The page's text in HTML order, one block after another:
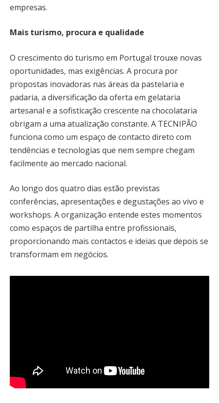
empresas.
Mais turismo, procura e qualidade
O crescimento do turismo em Portugal trouxe novas
oportunidades, mas exigências. A procura por
propostas inovadoras nas áreas da pastelaria e
padaria, a diversificação da oferta em gelataria
artesanal e a sofisticação crescente na chocolataria
obrigam a uma atualização constante. A TECNIPÃO
funciona como um espaço de contacto direto com
tendências e tecnologias que nem sempre chegam
facilmente ao mercado nacional.
Ao longo dos quatro dias estão previstas
conferências, apresentações e degustações ao vivo e
workshops. A organização entende estes momentos
como espaços de partilha entre profissionais,
proporcionando mais contactos e ideias que depois se
transformam em negócios.